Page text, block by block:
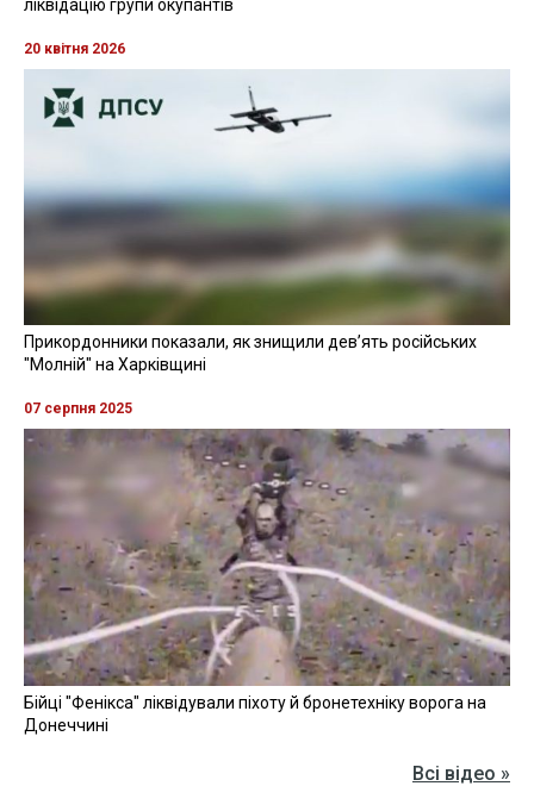
ліквідацію групи окупантів
20 квітня 2026
Прикордонники показали, як знищили девʼять російських
"Молній" на Харківщині
07 серпня 2025
Бійці "Фенікса" ліквідували піхоту й бронетехніку ворога на
Донеччині
Всі відео »